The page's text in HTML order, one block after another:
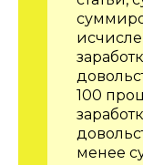
100
менее